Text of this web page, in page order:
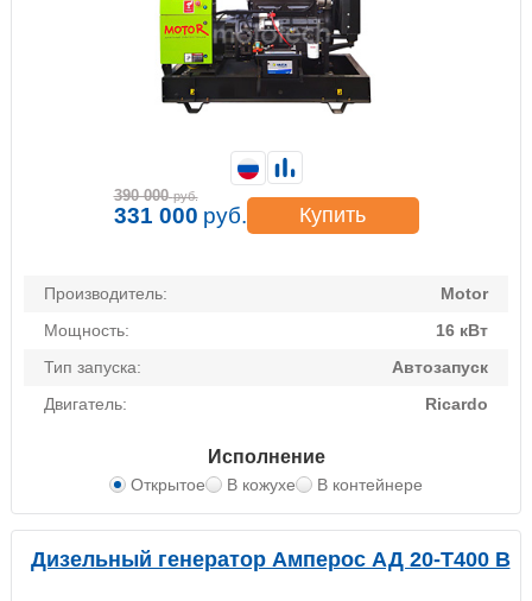
Производитель:
Motor
Мощность:
16 кВт
Тип запуска:
Автозапуск
Двигатель:
Ricardo
Исполнение
Открытое В кожухе В контейнере
390 000 руб.
331 000 руб. Купить
Дизельный генератор Амперос АД 20-Т400 B